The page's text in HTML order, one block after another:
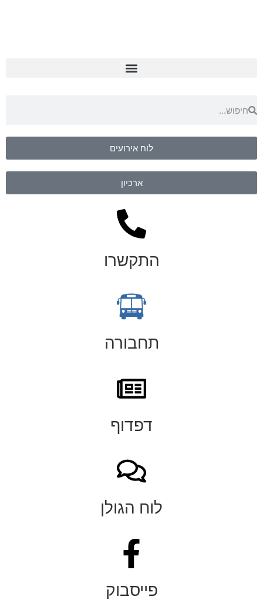
לוח אירועים
ארכיון
התקשרו
תחבורה
דפדוף
לוח הגולן
פייסבוק